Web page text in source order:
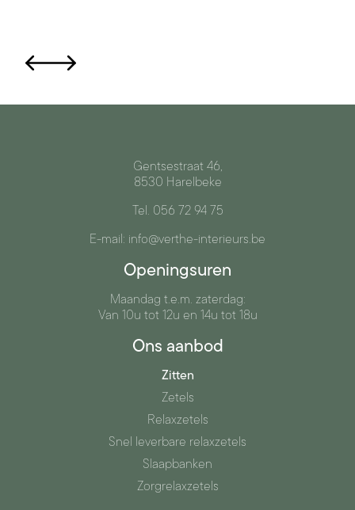
Gentsestraat 46,
8530 Harelbeke
Tel. 056 72 94 75
E-mail: info@verthe-interieurs.be
Openingsuren
Maandag t.e.m. zaterdag:
Van 10u tot 12u en 14u tot 18u
Ons aanbod
Zitten
Zetels
Relaxzetels
Snel leverbare relaxzetels
Slaapbanken
Zorgrelaxzetels